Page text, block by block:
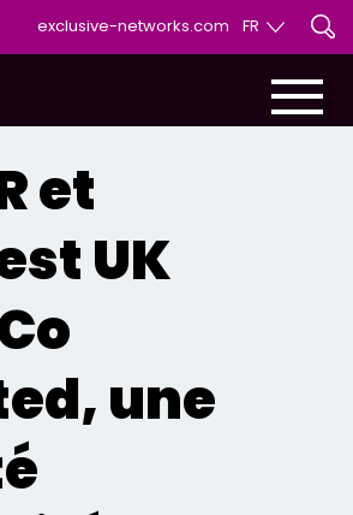
exclusive-networks.com FR
et
UK
une